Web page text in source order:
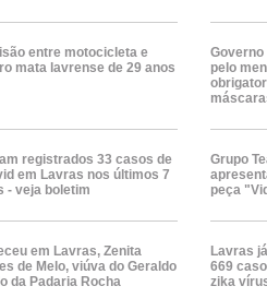
entre motocicleta e
mata lavrense de 29 anos
pelo
registrados 33 casos de
em Lavras nos últimos 7
- veja boletim
Grupo
peça
em Lavras, Zenita
de Melo, viúva do Geraldo
da Padaria Rocha
Lavras
669
zika